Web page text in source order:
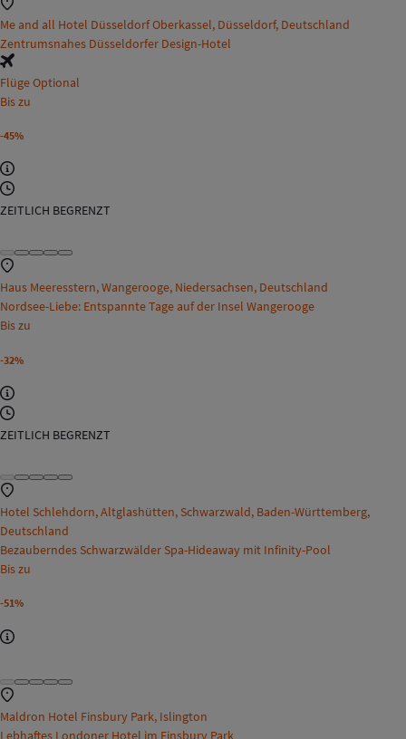
Me and all Hotel Düsseldorf Oberkassel, Düsseldorf, Deutschland
Zentrumsnahes Düsseldorfer Design-Hotel
Flüge Optional
Bis zu
-45%
ZEITLICH BEGRENZT
Haus Meeresstern, Wangerooge, Niedersachsen, Deutschland
Nordsee-Liebe: Entspannte Tage auf der Insel Wangerooge
Bis zu
-32%
ZEITLICH BEGRENZT
Hotel Schlehdorn, Altglashütten, Schwarzwald, Baden-Württemberg,
Deutschland
Bezauberndes Schwarzwälder Spa-Hideaway mit Infinity-Pool
Bis zu
-51%
Maldron Hotel Finsbury Park, Islington
Lebhaftes Londoner Hotel im Finsbury Park